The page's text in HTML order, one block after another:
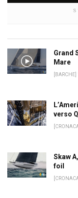
Grand
Mare
verso
Skaw
foil